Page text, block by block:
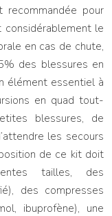
pour
considérablement le
en cas de chute,
des blessures en
élément essentiel à
en quad tout-
blessures, de
les secours
de ce kit doit
tailles, des
des compresses
ibuprofène), une